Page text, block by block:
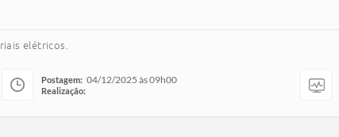
elétricos.
Postagem: 04/12/2025 às 09h00
Realização: